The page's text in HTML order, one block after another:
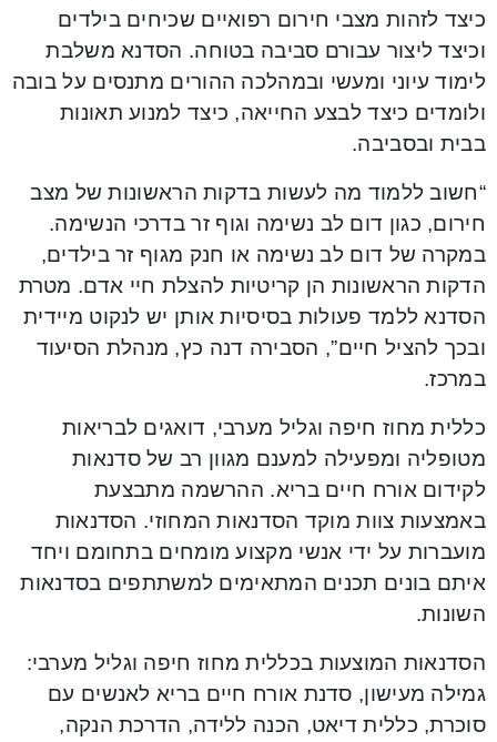
כיצד לזהות מצבי חירום רפואיים שכיחים בילדים
וכיצד ליצור עבורם סביבה בטוחה. הסדנא משלבת
לימוד עיוני ומעשי ובמהלכה ההורים מתנסים על בובה
ולומדים כיצד לבצע החייאה, כיצד למנוע תאונות
בבית ובסביבה.
“חשוב ללמוד מה לעשות בדקות הראשונות של מצב
חירום, כגון דום לב נשימה וגוף זר בדרכי הנשימה.
במקרה של דום לב נשימה או חנק מגוף זר בילדים,
הדקות הראשונות הן קריטיות להצלת חיי אדם. מטרת
הסדנא ללמד פעולות בסיסיות אותן יש לנקוט מיידית
ובכך להציל חיים”, הסבירה דנה כץ, מנהלת הסיעוד
במרכז.
כללית מחוז חיפה וגליל מערבי, דואגים לבריאות
מטופליה ומפעילה למענם מגוון רב של סדנאות
לקידום אורח חיים בריא. ההרשמה מתבצעת
באמצעות צוות מוקד הסדנאות המחוזי. הסדנאות
מועברות על ידי אנשי מקצוע מומחים בתחומם ויחד
איתם בונים תכנים המתאימים למשתתפים בסדנאות
השונות.
הסדנאות המוצעות בכללית מחוז חיפה וגליל מערבי:
גמילה מעישון, סדנת אורח חיים בריא לאנשים עם
סוכרת, כללית דיאט, הכנה ללידה, הדרכת הנקה,